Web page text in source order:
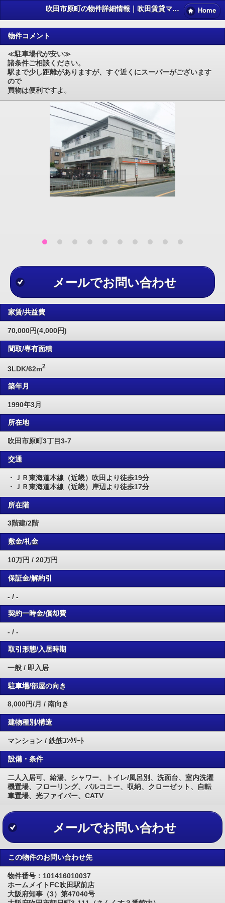
吹田市原町の物件詳細情報｜吹田賃貸マンション情報NET Home
物件コメント
≪駐車場代が安い≫
諸条件ご相談ください。
駅まで少し距離がありますが、すぐ近くにスーパーがございます
ので
買物は便利ですよ。
メールでお問い合わせ
家賃/共益費
70,000円(4,000円)
間取/専有面積
3LDK/62m2
築年月
1990年3月
所在地
吹田市原町3丁目3-7
交通
・ＪＲ東海道本線（近畿）吹田より徒歩19分
・ＪＲ東海道本線（近畿）岸辺より徒歩17分
所在階
3階建/2階
敷金/礼金
10万円 / 20万円
保証金/解約引
- / -
契約一時金/償却費
- / -
取引形態/入居時期
一般 / 即入居
駐車場/部屋の向き
8,000円/月 / 南向き
建物種別/構造
マンション / 鉄筋ｺﾝｸﾘｰﾄ
設備・条件
二人入居可、給湯、シャワー、トイレ/風呂別、洗面台、室内洗濯
機置場、フローリング、バルコニー、収納、クローゼット、自転
車置場、光ファイバー、CATV
メールでお問い合わせ
この物件のお問い合わせ先
物件番号：101416010037
ホームメイトFC吹田駅前店
大阪府知事（3）第47040号